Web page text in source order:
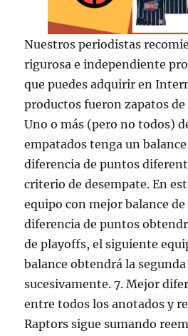
Nuestros periodistas
rigurosa e independiente
que puedes adquirir en
productos fueron zapatos
Uno o más (pero no todos)
empatados tenga un
diferencia de puntos
criterio de desempate. En
equipo con mejor balance
diferencia de puntos
de playoffs, el siguiente
balance obtendrá la
sucesivamente. 7. Mejor
entre todos los anotados y
Raptors sigue sumando